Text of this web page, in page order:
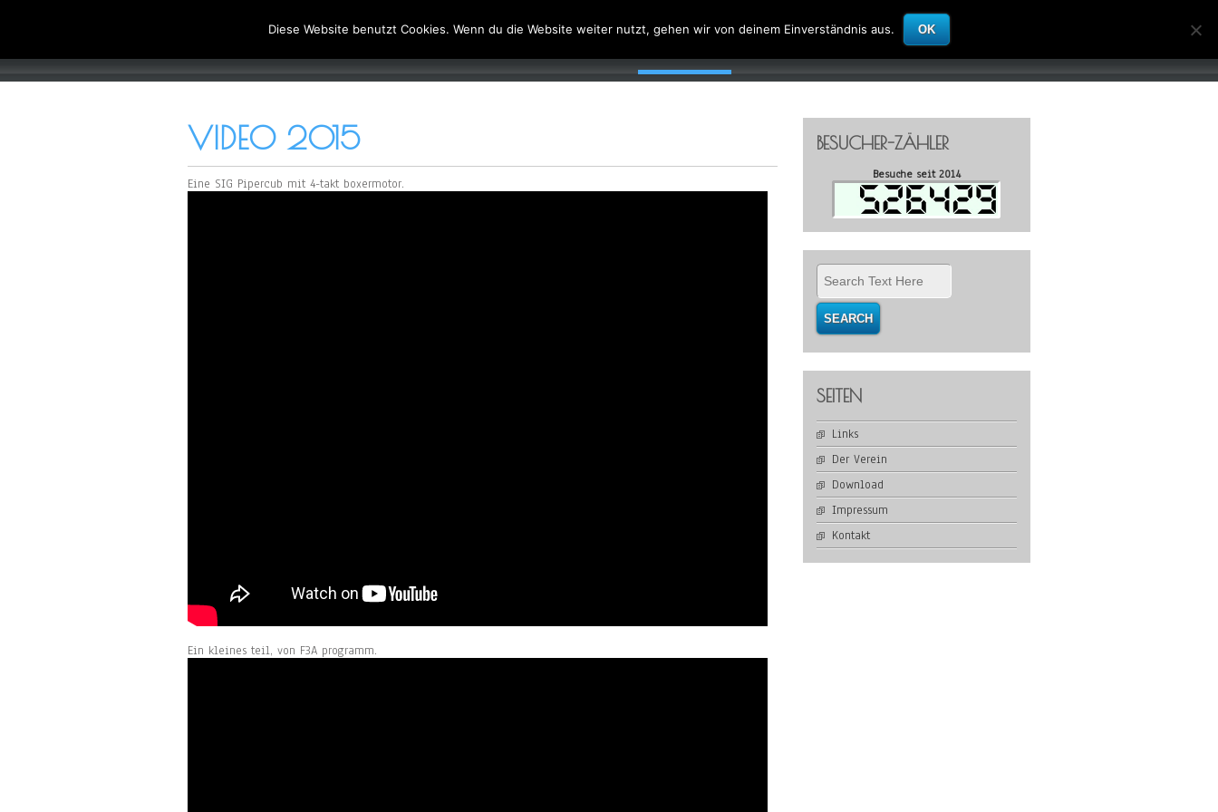
MFG-SELFKANT.DE STARTSEITE DER VEREIN BILDER & VIDEO DOWNLOAD LINKS IMPRESSUM
VIDEO 2015
Eine SIG Pipercub mit 4-takt boxermotor.
Ein kleines teil, von F3A programm.
BESUCHER-ZÄHLER
Besuche seit 2014
SEITEN
Links
Der Verein
Download
Impressum
Kontakt
Diese Website benutzt Cookies. Wenn du die Website weiter nutzt, gehen wir von deinem Einverständnis aus. OK